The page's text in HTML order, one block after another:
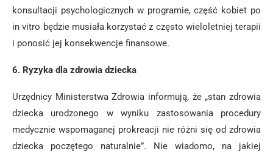
konsultacji psychologicznych w programie, część kobiet po
in vitro będzie musiała korzystać z często wieloletniej terapii
i ponosić jej konsekwencje finansowe.
6. Ryzyka dla zdrowia dziecka
Urzędnicy Ministerstwa Zdrowia informują, że „stan zdrowia
dziecka urodzonego w wyniku zastosowania procedury
medycznie wspomaganej prokreacji nie różni się od zdrowia
dziecka poczętego naturalnie”. Nie wiadomo, na jakiej